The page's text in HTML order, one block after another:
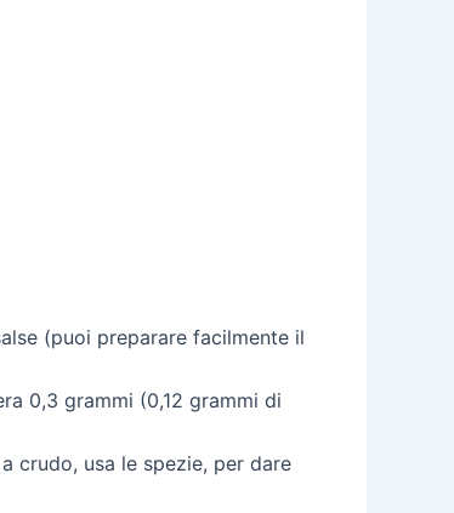
(puoi preparare facilmente il
0,3 grammi (0,12 grammi di
crudo, usa le spezie, per dare